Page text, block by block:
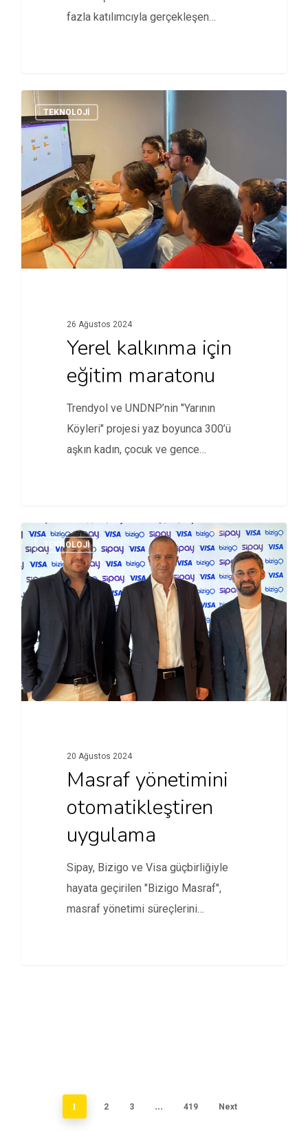
fazla katılımcıyla gerçekleşen…
TEKNOLOJI
26 Ağustos 2024
Yerel kalkınma için
eğitim maratonu
Trendyol ve UNDNP’nin "Yarının
Köyleri" projesi yaz boyunca 300’ü
aşkın kadın, çocuk ve gence
TEKNOLOJI
20 Ağustos 2024
Masraf yönetimini
otomatikleştiren
uygulama
Sipay, Bizigo ve Visa güçbirliğiyle
hayata geçirilen "Bizigo Masraf",
masraf yönetimi süreçlerini
1 2 3 … 419 Next